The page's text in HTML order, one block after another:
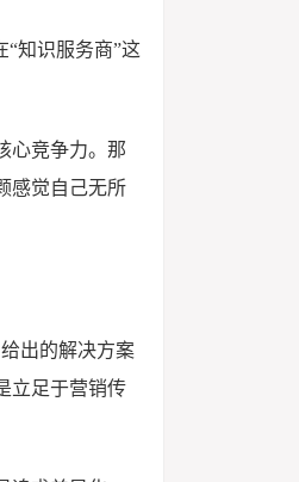
知识服务商”这
心竞争力。那
感觉自己无所
出的解决方案
立足于营销传